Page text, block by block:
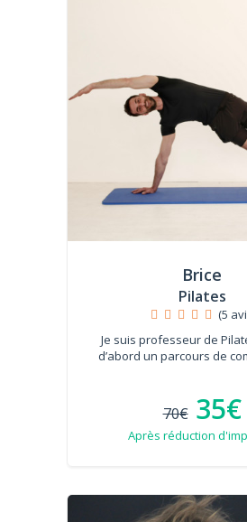
Brice
Pilates
(5
Je suis professeur de
d’abord un parcours de
70€ 35€
Après réduction